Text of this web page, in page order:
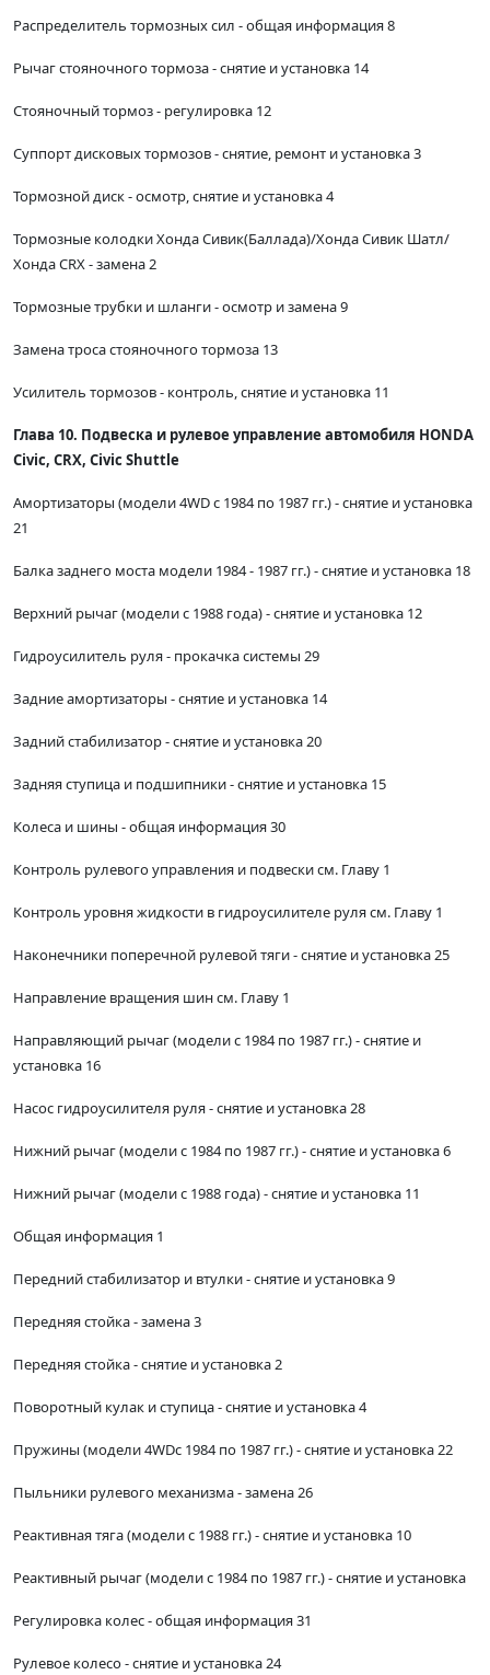
Распределитель тормозных сил - общая информация 8
Рычаг стояночного тормоза - снятие и установка 14
Стояночный тормоз - регулировка 12
Суппорт дисковых тормозов - снятие, ремонт и установка 3
Тормозной диск - осмотр, снятие и установка 4
Тормозные колодки Хонда Сивик(Баллада)/Хонда Сивик Шатл/
Хонда CRX - замена 2
Тормозные трубки и шланги - осмотр и замена 9
Замена троса стояночного тормоза 13
Усилитель тормозов - контроль, снятие и установка 11
Глава 10. Подвеска и рулевое управление автомобиля HONDA
Civic, CRX, Civic Shuttle
Амортизаторы (модели 4WD с 1984 по 1987 гг.) - снятие и установка
21
Балка заднего моста модели 1984 - 1987 гг.) - снятие и установка 18
Верхний рычаг (модели с 1988 года) - снятие и установка 12
Гидроусилитель руля - прокачка системы 29
Задние амортизаторы - снятие и установка 14
Задний стабилизатор - снятие и установка 20
Задняя ступица и подшипники - снятие и установка 15
Колеса и шины - общая информация 30
Контроль рулевого управления и подвески см. Главу 1
Контроль уровня жидкости в гидроусилителе руля см. Главу 1
Наконечники поперечной рулевой тяги - снятие и установка 25
Направление вращения шин см. Главу 1
Направляющий рычаг (модели с 1984 по 1987 гг.) - снятие и
установка 16
Насос гидроусилителя руля - снятие и установка 28
Нижний рычаг (модели с 1984 по 1987 гг.) - снятие и установка 6
Нижний рычаг (модели с 1988 года) - снятие и установка 11
Общая информация 1
Передний стабилизатор и втулки - снятие и установка 9
Передняя стойка - замена 3
Передняя стойка - снятие и установка 2
Поворотный кулак и ступица - снятие и установка 4
Пружины (модели 4WDc 1984 по 1987 гг.) - снятие и установка 22
Пыльники рулевого механизма - замена 26
Реактивная тяга (модели с 1988 гг.) - снятие и установка 10
Реактивный рычаг (модели с 1984 по 1987 гг.) - снятие и установка
Регулировка колес - общая информация 31
Рулевое колесо - снятие и установка 24